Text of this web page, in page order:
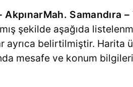
Samandıra
şekilde aşağıda
ayrıca belirtilmiştir. Harita
mesafe ve konum